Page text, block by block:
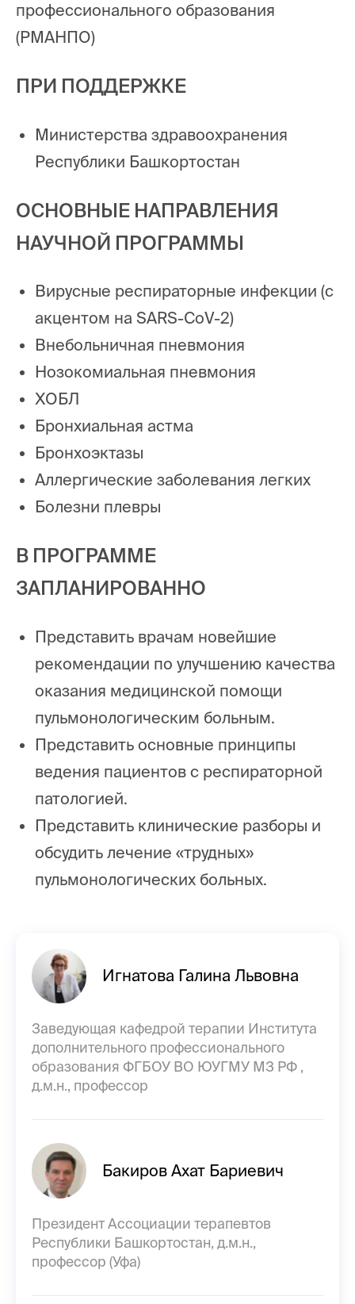
профессионального образования
(РМАНПО)
ПРИ ПОДДЕРЖКЕ
Министерства здравоохранения
Республики Башкортостан
ОСНОВНЫЕ НАПРАВЛЕНИЯ
НАУЧНОЙ ПРОГРАММЫ
Вирусные респираторные инфекции (с
акцентом на SARS-CoV-2)
Внебольничная пневмония
Нозокомиальная пневмония
ХОБЛ
Бронхиальная астма
Бронхоэктазы
Аллергические заболевания легких
Болезни плевры
В ПРОГРАММЕ
ЗАПЛАНИРОВАННО
Представить врачам новейшие
рекомендации по улучшению качества
оказания медицинской помощи
пульмонологическим больным.
Представить основные принципы
ведения пациентов с респираторной
патологией.
Представить клинические разборы и
обсудить лечение «трудных»
пульмонологических больных.
Игнатова Галина Львовна
Заведующая кафедрой терапии Института
дополнительного профессионального
образования ФГБОУ ВО ЮУГМУ МЗ РФ ,
д.м.н., профессор
Бакиров Ахат Бариевич
Президент Ассоциации терапевтов
Республики Башкортостан, д.м.н.,
профессор (Уфа)